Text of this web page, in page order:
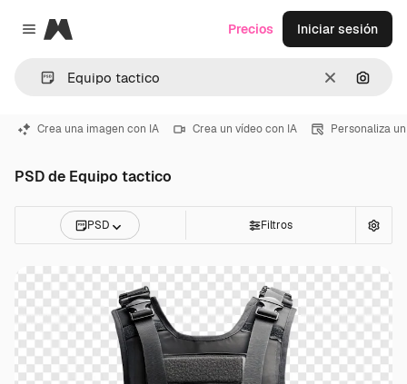
Close menu
Magnific
Borrar
Precios Iniciar sesión
Crea una imagen con IA Crea un vídeo con IA Personaliza
PSD de Equipo tactico
PSD Filtros